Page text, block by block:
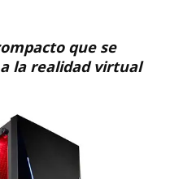
que se
la realidad virtual